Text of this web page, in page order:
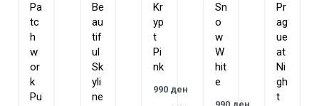
Pa
tc
h
w
or
k
Pu
Be
au
tif
ul
Sk
yli
ne
Kr
yp
t
Pi
nk
990 ден
Sn
o
w
W
hit
e
Pr
ag
ue
at
Ni
gh
t